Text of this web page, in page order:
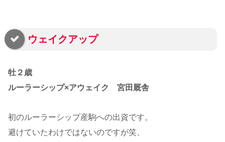
ウェイクアップ
牡２歳
ルーラーシップ×アウェイク 宮田厩舎
初のルーラーシップ産駒への出資です。
避けていたわけではないのですが笑、